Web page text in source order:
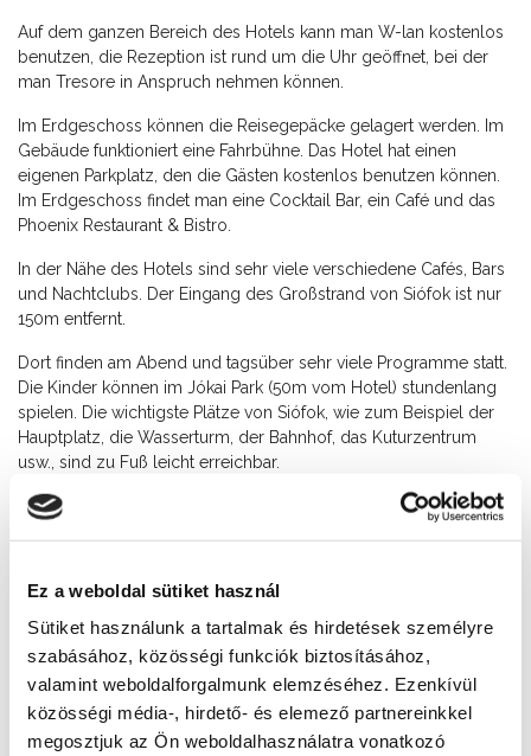
Ez a weboldal sütiket használ
Sütiket használunk a tartalmak és hirdetések személyre
szabásához, közösségi funkciók biztosításához,
valamint weboldalforgalmunk elemzéséhez. Ezenkívül
közösségi média-, hirdető- és elemező partnereinkkel
megosztjuk az Ön weboldalhasználatra vonatkozó
Auf dem ganzen Bereich des Hotels kann man W-lan kostenlos
benutzen, die Rezeption ist rund um die Uhr geöffnet, bei der
man Tresore in Anspruch nehmen können.
Im Erdgeschoss können die Reisegepäcke gelagert werden. Im
Gebäude funktioniert eine Fahrbühne. Das Hotel hat einen
eigenen Parkplatz, den die Gästen kostenlos benutzen können.
Im Erdgeschoss findet man eine Cocktail Bar, ein Café und das
Phoenix Restaurant & Bistro.
In der Nähe des Hotels sind sehr viele verschiedene Cafés, Bars
und Nachtclubs. Der Eingang des Großstrand von Siófok ist nur
150m entfernt.
Dort finden am Abend und tagsüber sehr viele Programme statt.
Die Kinder können im Jókai Park (50m vom Hotel) stundenlang
spielen. Die wichtigste Plätze von Siófok, wie zum Beispiel der
Hauptplatz, die Wasserturm, der Bahnhof, das Kuturzentrum
usw., sind zu Fuß leicht erreichbar.
Kontakt
+36 84 310 675, +36 84 310 675
Addresse
8600 Siófok, Mártírok útja 8.
Webseite
http://www.cenapfenyhotel.hu/